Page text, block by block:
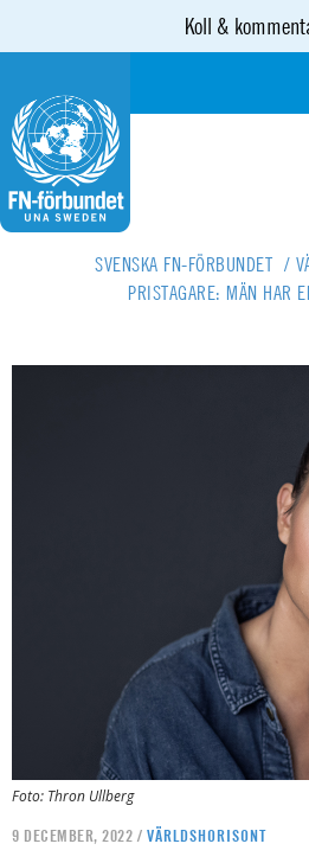
Koll &
SVENSKA FN-FÖRBUNDET /
PRISTAGARE: MÄN HAR
Foto: Thron Ullberg
9 DECEMBER, 2022 / VÄRLDSHORISONT